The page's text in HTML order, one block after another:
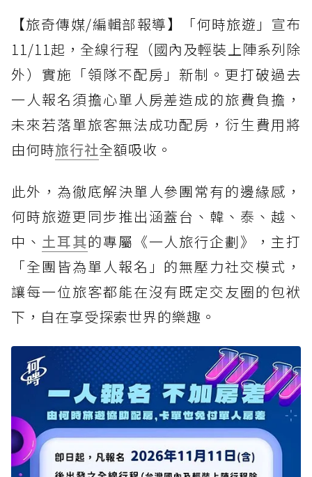
【旅奇傳媒/編輯部報導】「何時旅遊」宣布
11/11起，全線行程（國內及輕裝上陣系列除
外）實施「領隊不配房」新制。更打破過去
一人報名須擔心單人房差造成的旅費負擔，
未來若落單旅客無法成功配房，衍生費用將
由何時旅行社全額吸收。
此外，為徹底解決單人參團常有的邊緣感，
何時旅遊更同步推出涵蓋台、韓、泰、越、
中、 土耳其的專屬《一人旅行企劃》，主打
「全團皆為單人報名」的無壓力社交模式，
讓每一位旅客都能在沒有既定交友圈的包袱
下，自在享受探索世界的樂趣。